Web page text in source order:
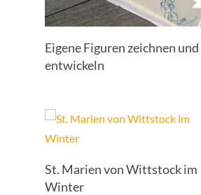
Eigene Figuren zeichnen und
entwickeln
St. Marien von Wittstock im
Winter